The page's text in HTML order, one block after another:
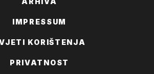
IMPRESSUM
KORIŠTENJA
PRIVATNOST